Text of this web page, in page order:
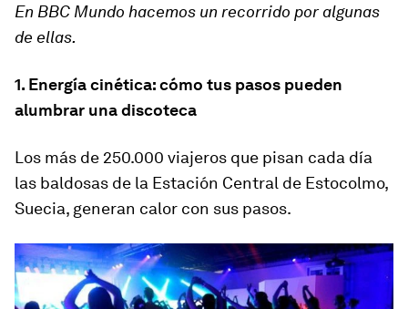
En BBC Mundo hacemos un recorrido por algunas
de ellas.
1. Energía cinética: cómo tus pasos pueden
alumbrar una discoteca
Los más de 250.000 viajeros que pisan cada día
las baldosas de la Estación Central de Estocolmo,
Suecia, generan calor con sus pasos.